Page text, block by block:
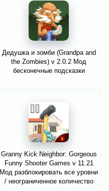
Дедушка и зомби (Grandpa and
the Zombies) v 2.0.2 Мод
бесконечные подсказки
Granny Kick Neighbor: Gorgeous
Funny Shooter Games v 11.21
Мод разблокировать все уровни
/ неограниченное количество